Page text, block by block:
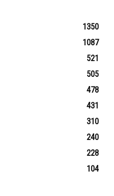
1350
1087
521
505
478
431
310
240
228
104